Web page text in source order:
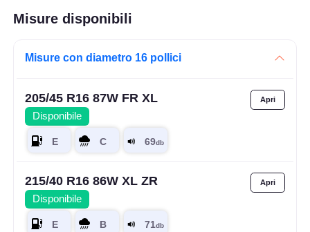
Misure disponibili
Misure con diametro 16 pollici
205/45 R16 87W FR XL
Disponibile
215/40 R16 86W XL ZR
Disponibile